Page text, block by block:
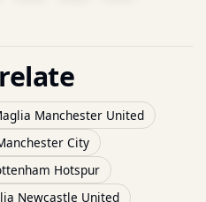
Manchester United
City
Hotspur
Newcastle United